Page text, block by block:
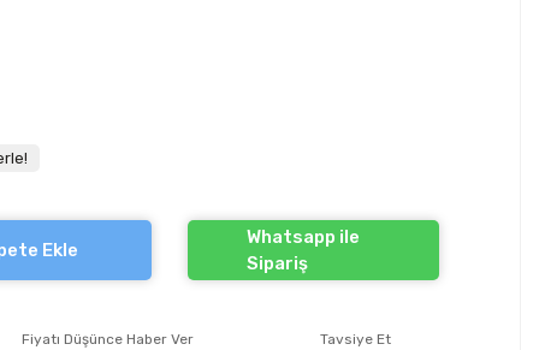
Ekle
Whatsapp ile
Sipariş
Fiyatı Düşünce Haber Ver Tavsiye Et